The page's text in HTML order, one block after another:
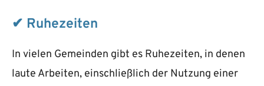
✔ Ruhezeiten
In vielen Gemeinden gibt es Ruhezeiten, in denen
laute Arbeiten, einschließlich der Nutzung einer